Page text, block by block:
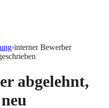
›interner Bewerber
abgelehnt,